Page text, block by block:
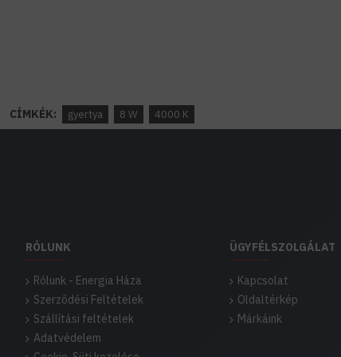
CÍMKÉK: gyertya 8 W 4000 K
RÓLUNK
Rólunk - Energia Háza
Szerződési Feltételek
Szállítási feltételek
Adatvédelem
ÜGYFÉLSZOLGÁLAT
Kapcsolat
Oldaltérkép
Márkáink